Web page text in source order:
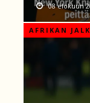
08 elokuun
AFRIKAN